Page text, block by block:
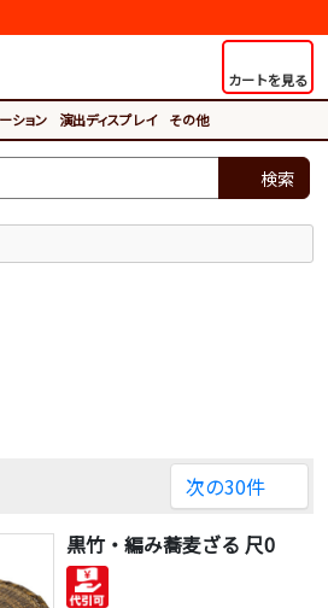
カートを見る
ション 演出ディスプレイ その他
検索
次の30件
黒竹・編み蕎麦ざる 尺0